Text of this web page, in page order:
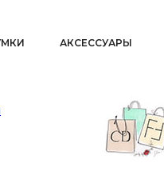
АКСЕССУАРЫ